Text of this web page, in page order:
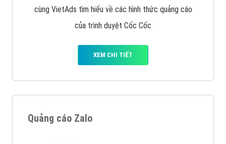
cùng VietAds tìm hiểu về các hình thức quảng cáo
của trình duyệt Cốc Cốc
XEM CHI TIẾT
Quảng cáo Zalo